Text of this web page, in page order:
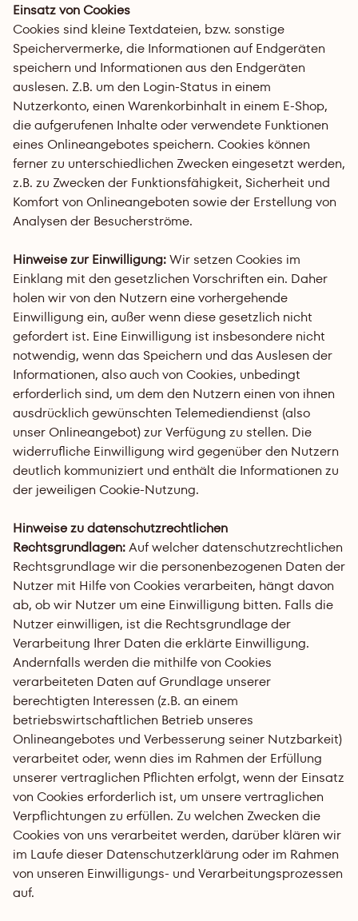
Einsatz von Cookies
Cookies sind kleine Textdateien, bzw. sonstige
Speichervermerke, die Informationen auf Endgeräten
speichern und Informationen aus den Endgeräten
auslesen. Z.B. um den Login-Status in einem
Nutzerkonto, einen Warenkorbinhalt in einem E-Shop,
die aufgerufenen Inhalte oder verwendete Funktionen
eines Onlineangebotes speichern. Cookies können
ferner zu unterschiedlichen Zwecken eingesetzt werden,
z.B. zu Zwecken der Funktionsfähigkeit, Sicherheit und
Komfort von Onlineangeboten sowie der Erstellung von
Analysen der Besucherströme.
Hinweise zur Einwilligung: Wir setzen Cookies im
Einklang mit den gesetzlichen Vorschriften ein. Daher
holen wir von den Nutzern eine vorhergehende
Einwilligung ein, außer wenn diese gesetzlich nicht
gefordert ist. Eine Einwilligung ist insbesondere nicht
notwendig, wenn das Speichern und das Auslesen der
Informationen, also auch von Cookies, unbedingt
erforderlich sind, um dem den Nutzern einen von ihnen
ausdrücklich gewünschten Telemediendienst (also
unser Onlineangebot) zur Verfügung zu stellen. Die
widerrufliche Einwilligung wird gegenüber den Nutzern
deutlich kommuniziert und enthält die Informationen zu
der jeweiligen Cookie-Nutzung.
Hinweise zu datenschutzrechtlichen
Rechtsgrundlagen: Auf welcher datenschutzrechtlichen
Rechtsgrundlage wir die personenbezogenen Daten der
Nutzer mit Hilfe von Cookies verarbeiten, hängt davon
ab, ob wir Nutzer um eine Einwilligung bitten. Falls die
Nutzer einwilligen, ist die Rechtsgrundlage der
Verarbeitung Ihrer Daten die erklärte Einwilligung.
Andernfalls werden die mithilfe von Cookies
verarbeiteten Daten auf Grundlage unserer
berechtigten Interessen (z.B. an einem
betriebswirtschaftlichen Betrieb unseres
Onlineangebotes und Verbesserung seiner Nutzbarkeit)
verarbeitet oder, wenn dies im Rahmen der Erfüllung
unserer vertraglichen Pflichten erfolgt, wenn der Einsatz
von Cookies erforderlich ist, um unsere vertraglichen
Verpflichtungen zu erfüllen. Zu welchen Zwecken die
Cookies von uns verarbeitet werden, darüber klären wir
im Laufe dieser Datenschutzerklärung oder im Rahmen
von unseren Einwilligungs- und Verarbeitungsprozessen
auf.